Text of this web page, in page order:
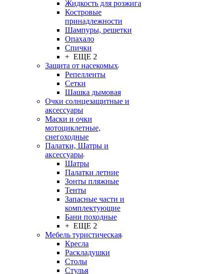
Жидкость для розжига
Костровые
принадлежности
Шампуры, решетки
Опахало
Спички
+ ЕЩЕ 2
Защита от насекомых
Репелленты
Сетки
Шашка дымовая
Очки солнцезащитные и
аксессуары
Маски и очки
мотоциклетные,
снегоходные
Палатки, Шатры и
аксессуары
Шатры
Палатки летние
Зонты пляжные
Тенты
Запасные части и
комплектующие
Бани походные
+ ЕЩЕ 2
Мебель туристическая
Кресла
Раскладушки
Столы
Стулья